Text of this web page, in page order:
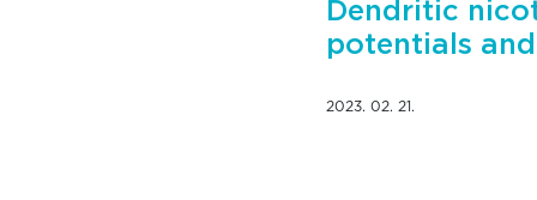
Dendritic
potentials
2023. 02. 21.